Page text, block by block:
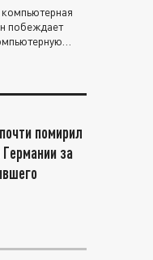
побеждает
помирил
за